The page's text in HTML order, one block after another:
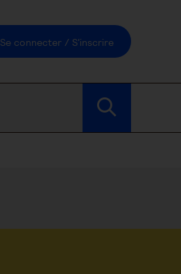
Se connecter / S'inscrire